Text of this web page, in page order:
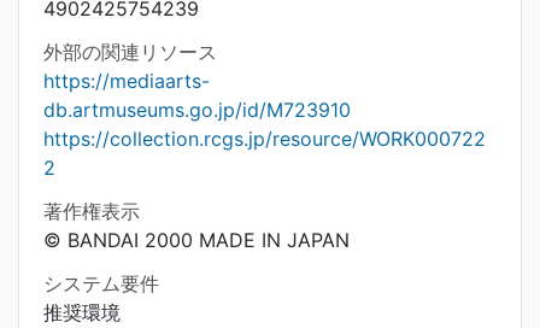
4902425754239
外部の関連リソース
https://mediaarts-
db.artmuseums.go.jp/id/M723910
https://collection.rcgs.jp/resource/WORK000722
2
著作権表示
© BANDAI 2000 MADE IN JAPAN
システム要件
推奨環境